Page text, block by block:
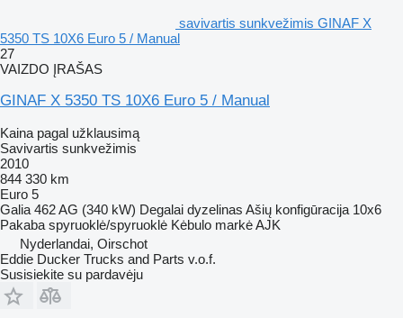
savivartis sunkvežimis GINAF X
5350 TS 10X6 Euro 5 / Manual
27
VAIZDO ĮRAŠAS
GINAF X 5350 TS 10X6 Euro 5 / Manual
Kaina pagal užklausimą
Savivartis sunkvežimis
2010
844 330 km
Euro 5
Galia 462 AG (340 kW) Degalai dyzelinas Ašių konfigūracija 10x6
Pakaba spyruoklė/spyruoklė Kėbulo markėAJK
Nyderlandai, Oirschot
Eddie Ducker Trucks and Parts v.o.f.
Susisiekite su pardavėju